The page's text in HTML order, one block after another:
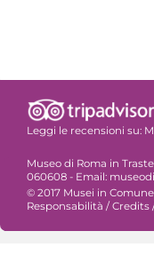
Leggi le recensioni su:
Museo di Roma in
060608 - Email:
© 2017 Musei in Comune
Responsabilità /Credits